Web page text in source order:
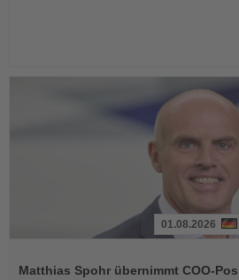
die
01.08.2026
Matthias Spohr übernimmt COO-